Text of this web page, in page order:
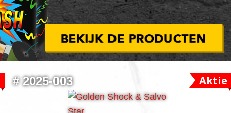
#2025-003 Aktie